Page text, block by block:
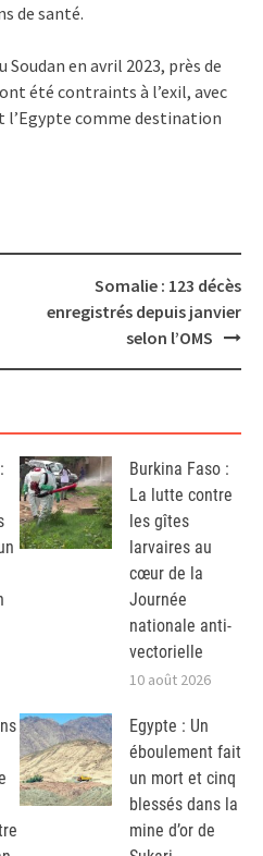
de santé.
en avril 2023, près de
été contraints à l’exil, avec
comme destination
Somalie : 123 décès
enregistrés depuis janvier
selon l’OMS
Burkina Faso :
La lutte contre
les gîtes
larvaires au
cœur de la
Journée
nationale anti-
vectorielle
10 août 2026
Egypte : Un
éboulement fait
un mort et cinq
blessés dans la
mine d’or de